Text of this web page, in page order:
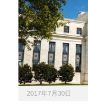
2017年7月30日